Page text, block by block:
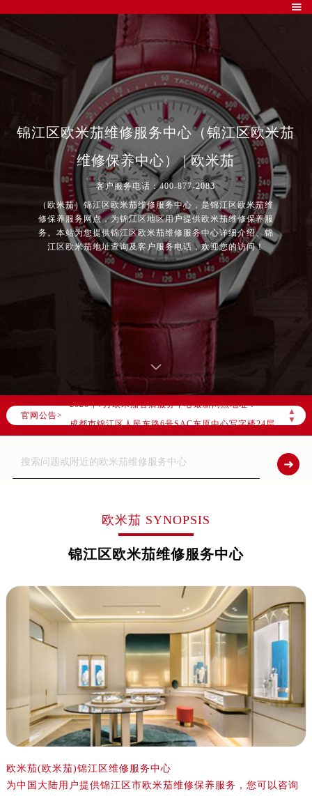

锦江区欧米茄维修服务中心（锦江区欧米茄
维修保养中心） | 欧米茄
客户服务电话：400-877-2083
（欧米茄）锦江区欧米茄维修服务中心，是锦江区欧米茄维
修保养服务网点，为锦江区地区用户提供欧米茄维修保养服
务。本站为您提供锦江区欧米茄维修服务中心详细介绍、锦
江区欧米茄地址查询及客户服务电话，欢迎您的访问！
官网公告>
▲
▼
2026年7月欧米茄成都市售后服务网络优化升级公告
2026年7月欧米茄售后服务中心最新网点地址：
欧米茄 SYNOPSIS
锦江区欧米茄维修服务中心
欧米茄(欧米茄)锦江区维修服务中心
为中国大陆用户提供锦江区市欧米茄维修保养服务，您可以咨询